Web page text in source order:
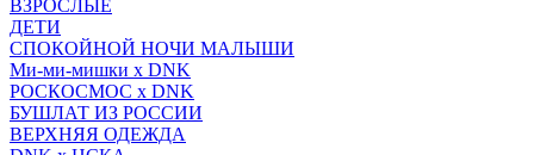
ВЗРОСЛЫЕ
ДЕТИ
СПОКОЙНОЙ НОЧИ МАЛЫШИ
Ми-ми-мишки x DNK
РОСКОСМОС x DNK
БУШЛАТ ИЗ РОССИИ
ВЕРХНЯЯ ОДЕЖДА